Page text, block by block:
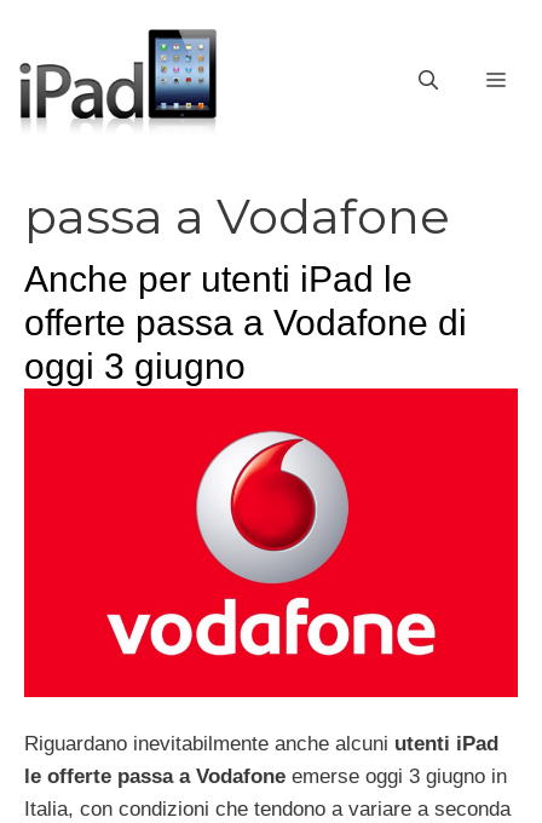
contenuto
passa a Vodafone
Anche per utenti iPad le
offerte passa a Vodafone di
oggi 3 giugno
Riguardano inevitabilmente anche alcuni utenti iPad
le offerte passa a Vodafone emerse oggi 3 giugno in
Italia, con condizioni che tendono a variare a seconda